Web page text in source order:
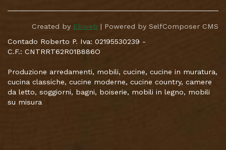
Created by Ebweb | Powered by SelfComposer CMS
Contado Roberto P. Iva: 02195530239 -
C.F.: CNTRRT62R01B886O
Produzione arredamenti, mobili, cucine, cucine in muratura,
cucina classiche, cucine moderne, cucine country, camere
da letto, soggiorni, bagni, boiserie, mobili in legno, mobili
su misura